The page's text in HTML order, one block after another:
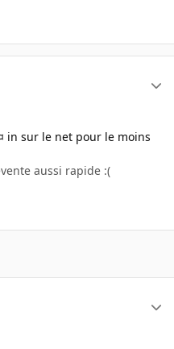
in sur le net pour le moins
aussi rapide :(